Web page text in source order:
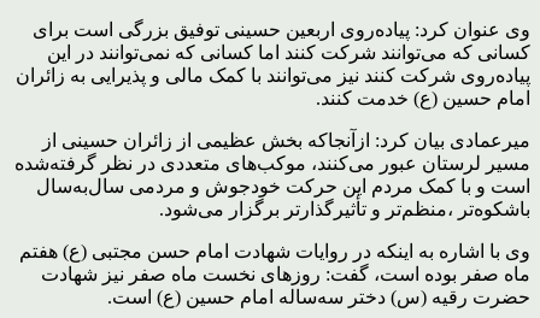
وی عنوان کرد: پیاده‌روی اربعین حسینی توفیق بزرگی است برای
کسانی که می‌توانند شرکت کنند اما کسانی که نمی‌توانند در این
پیاده‌روی شرکت کنند نیز می‌توانند با کمک مالی و پذیرایی به زائران
امام حسین (ع) خدمت کنند.
میرعمادی بیان کرد: ازآنجاکه بخش عظیمی از زائران حسینی از
مسیر لرستان عبور می‌کنند، موکب‌های متعددی در نظر گرفته‌شده
است و با کمک مردم این حرکت خودجوش و مردمی سال‌به‌سال
باشکوه‌تر ،منظم‌تر و تأثیرگذارتر برگزار می‌شود.
وی با اشاره به اینکه در روایات شهادت امام حسن مجتبی (ع) هفتم
ماه صفر بوده است، گفت: روزهای نخست ماه صفر نیز شهادت
حضرت رقیه (س) دختر سه‌ساله امام حسین (ع) است.